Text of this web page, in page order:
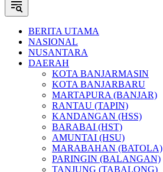
BERITA UTAMA
NASIONAL
NUSANTARA
DAERAH
KOTA BANJARMASIN
KOTA BANJARBARU
MARTAPURA (BANJAR)
RANTAU (TAPIN)
KANDANGAN (HSS)
BARABAI (HST)
AMUNTAI (HSU)
MARABAHAN (BATOLA)
PARINGIN (BALANGAN)
TANJUNG (TABALONG)